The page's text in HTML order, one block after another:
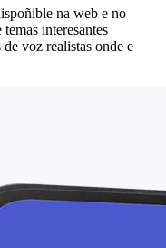
na web e no
interesantes
voz realistas onde e